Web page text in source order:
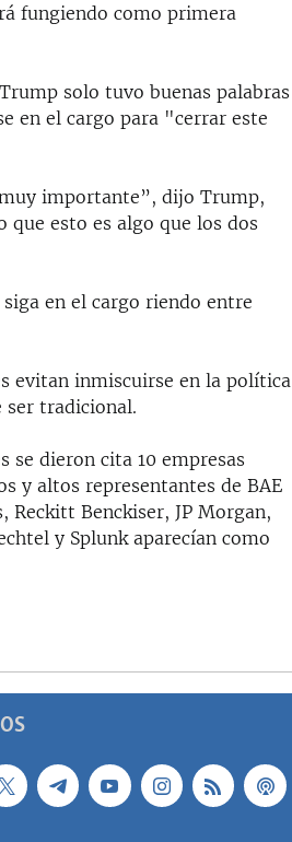
fungiendo como primera
solo tuvo buenas palabras
en el cargo para "cerrar este
importante”, dijo Trump,
que esto es algo que los dos
en el cargo riendo entre
evitan inmiscuirse en la política
ser tradicional.
se dieron cita 10 empresas
y altos representantes de BAE
Reckitt Benckiser, JP Morgan,
y Splunk aparecían como